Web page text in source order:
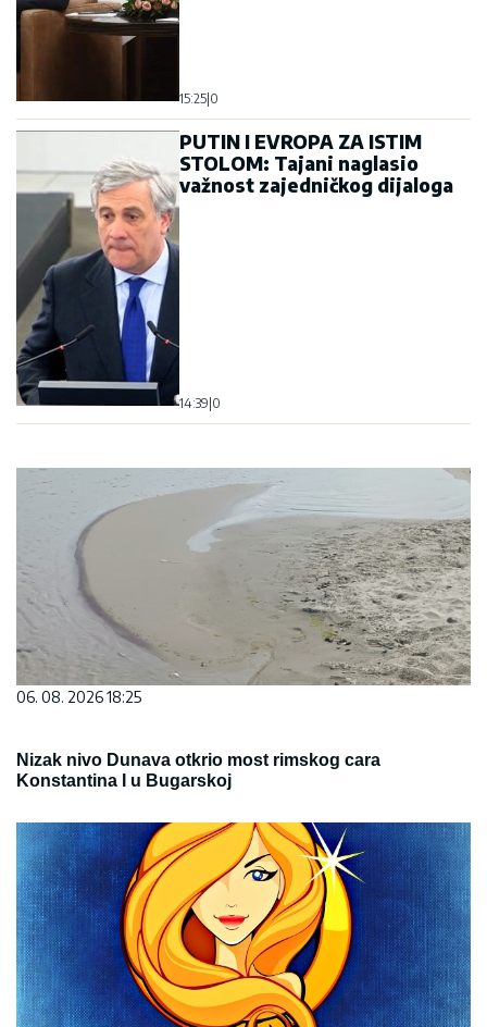
15:25 0
PUTIN I EVROPA ZA ISTIM
STOLOM: Tajani naglasio
važnost zajedničkog dijaloga
14:39 0
06. 08. 2026 18:25
Nizak nivo Dunava otkrio most rimskog cara
Konstantina I u Bugarskoj